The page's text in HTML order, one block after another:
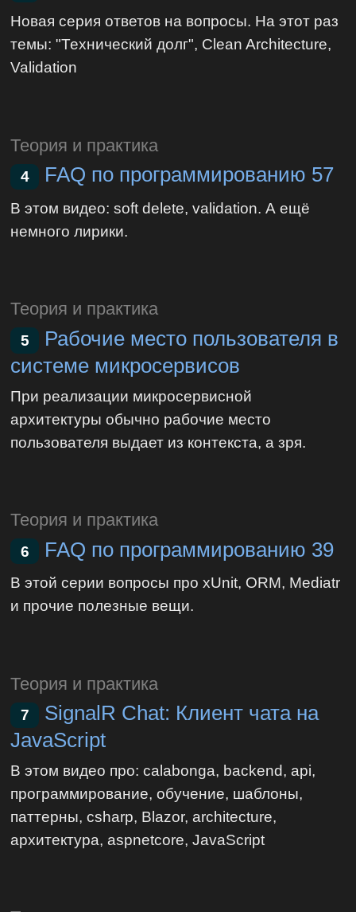
Новая серия ответов на вопросы. На этот раз
темы: "Технический долг", Clean Architecture,
Validation
Теория и практика
4 FAQ по программированию 57
В этом видео: soft delete, validation. А ещё
немного лирики.
Теория и практика
5
Рабочие место пользователя в
системе микросервисов
При реализации микросервисной
архитектуры обычно рабочие место
пользователя выдает из контекста, а зря.
Теория и практика
6 FAQ по программированию 39
В этой серии вопросы про xUnit, ORM, Mediatr
и прочие полезные вещи.
Теория и практика
7
SignalR Chat: Клиент чата на
JavaScript
В этом видео про: calabonga, backend, api,
программирование, обучение, шаблоны,
паттерны, csharp, Blazor, architecture,
архитектура, aspnetcore, JavaScript